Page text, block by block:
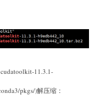
11.3.1-
pkgs/)解压缩：